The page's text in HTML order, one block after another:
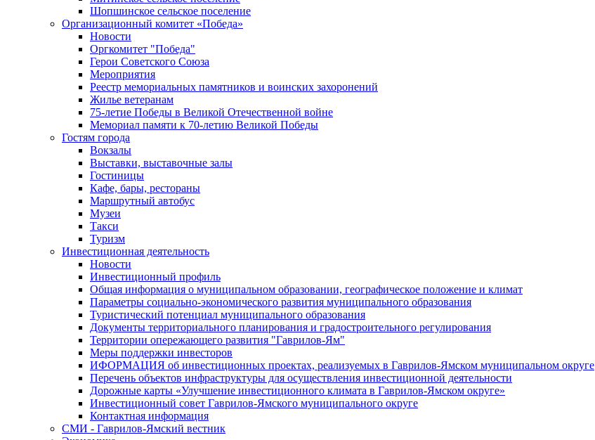
Шопшинское сельское поселение
Организационный комитет «Победа»
Новости
Оргкомитет "Победа"
Герои Советского Союза
Мероприятия
Реестр мемориальных памятников и воинских захоронений
Жилье ветеранам
75-летие Победы в Великой Отечественной войне
Мемориал памяти к 70-летию Великой Победы
Гостям города
Вокзалы
Выставки, выставочные залы
Гостиницы
Кафе, бары, рестораны
Маршрутный автобус
Музеи
Такси
Туризм
Инвестиционная деятельность
Новости
Инвестиционный профиль
Общая информация о муниципальном образовании, географическое положение и климат
Параметры социально-экономического развития муниципального образования
Туристический потенциал муниципального образования
Документы территориального планирования и градостроительного регулирования
Территории опережающего развития "Гаврилов-Ям"
Меры поддержки инвесторов
ИФОРМАЦИЯ об инвестиционных проектах, реализуемых в Гаврилов-Ямском муниципальном округе
Перечень объектов инфраструктуры для осуществления инвестиционной деятельности
Дорожные карты «Улучшение инвестиционного климата в Гаврилов-Ямском округе»
Инвестиционный совет Гаврилов-Ямского муниципального округе
Контактная информация
СМИ - Гаврилов-Ямский вестник